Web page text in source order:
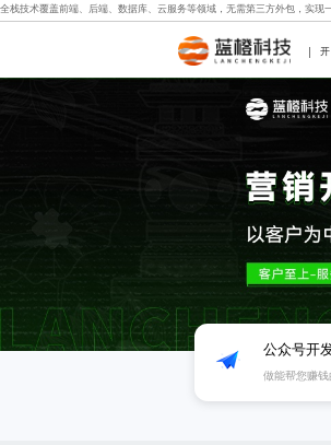
全栈技术覆盖前端、后端、数据库、云服务等领域，无需第三方外包，实现
公众号开
做能帮您赚钱